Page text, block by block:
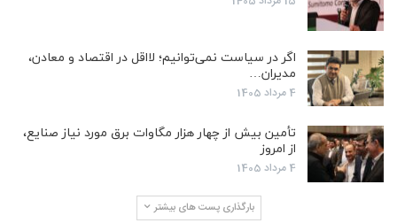
اگر در سیاست نمی‌توانیم؛ لااقل در اقتصاد و معادن،
مدیران…
4 مرداد 1405
تأمین بیش از چهار هزار مگاوات برق مورد نیاز صنایع،
از امروز
4 مرداد 1405
بارگذاری پست های بیشتر